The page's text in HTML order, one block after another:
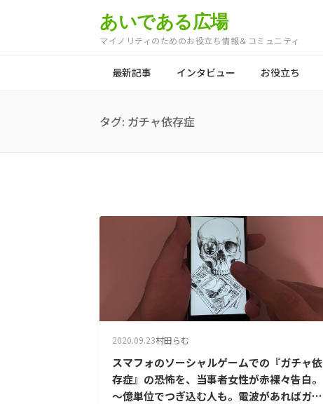
あいである広場
マイノリティのためのお役立ち情報＆コミュニティ
最新記事 インタビュー お役立ち
タグ: ガチャ依存症
2020.09.23村田らむ
スマフォのソーシャルゲームでの『ガチャ依
存症』の恐怖を、当事者女性が赤裸々告白。
～億単位でつぎ込む人も。電波があればガチ